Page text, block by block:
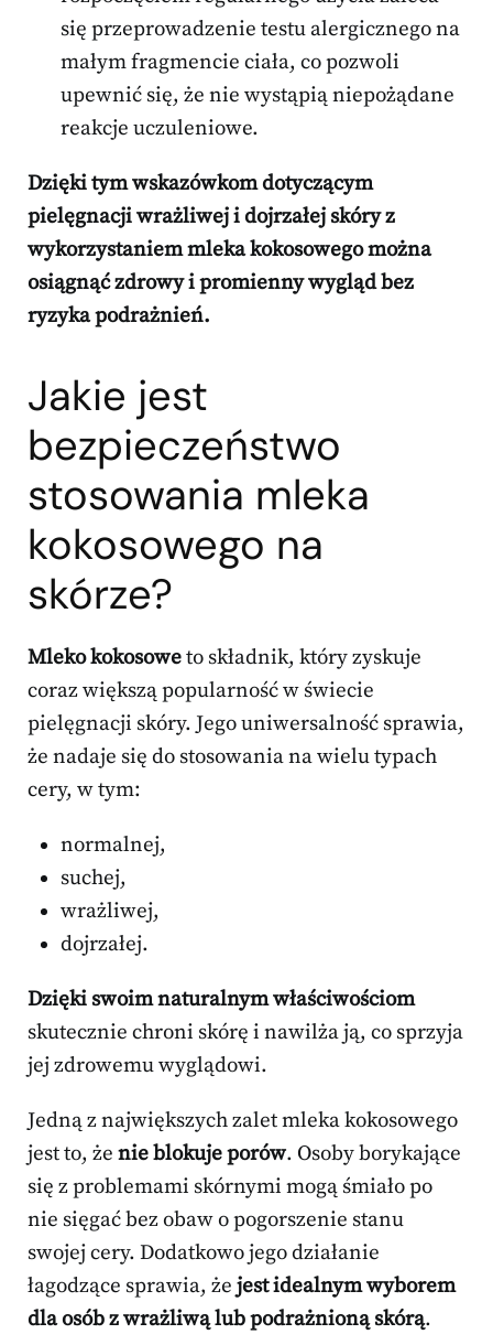
się przeprowadzenie testu alergicznego na
małym fragmencie ciała, co pozwoli
upewnić się, że nie wystąpią niepożądane
reakcje uczuleniowe.
Dzięki tym wskazówkom dotyczącym
pielęgnacji wrażliwej i dojrzałej skóry z
wykorzystaniem mleka kokosowego można
osiągnąć zdrowy i promienny wygląd bez
ryzyka podrażnień.
Jakie jest
bezpieczeństwo
stosowania mleka
kokosowego na
skórze?
Mleko kokosoweto składnik, który zyskuje
coraz większą popularność w świecie
pielęgnacji skóry. Jego uniwersalność sprawia,
że nadaje się do stosowania na wielu typach
cery, w tym:
normalnej,
suchej,
wrażliwej,
dojrzałej.
Dzięki swoim naturalnym właściwościom
skutecznie chroni skórę i nawilża ją, co sprzyja
jej zdrowemu wyglądowi.
Jedną z największych zalet mleka kokosowego
jest to, że nie blokuje porów. Osoby borykające
się z problemami skórnymi mogą śmiało po
nie sięgać bez obaw o pogorszenie stanu
swojej cery. Dodatkowo jego działanie
łagodzące sprawia, że jest idealnym wyborem
dla osób z wrażliwą lub podrażnioną skórą.